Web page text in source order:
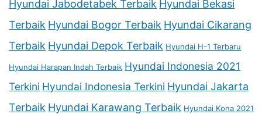
Hyundai Jabodetabek Terbaik Hyundai Bekasi
Terbaik Hyundai Bogor Terbaik Hyundai Cikarang
Terbaik Hyundai Depok Terbaik Hyundai H-1 Terbaru
Hyundai Harapan Indah Terbaik Hyundai Indonesia 2021
Terkini Hyundai Indonesia Terkini Hyundai Jakarta
Terbaik Hyundai Karawang Terbaik Hyundai Kona 2021